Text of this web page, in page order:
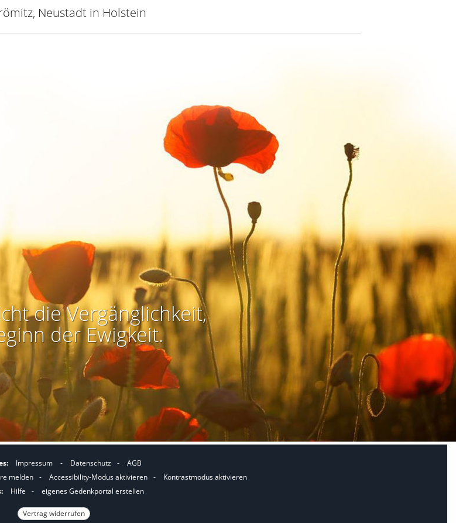
Neustadt in Holstein
die Vergänglichkeit,
der Ewigkeit.
Impressum - Datenschutz -
AGB
melden -
I
m
c
Accessibility-Modus aktivieren -
IKontrastmodus aktivieren
Hilfe - eigenes Gedenkportal erstellen
Vertrag widerrufen